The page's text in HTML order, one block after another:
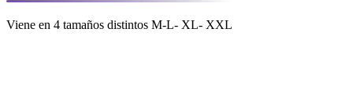
Viene en 4 tamaños distintos M-L- XL- XXL